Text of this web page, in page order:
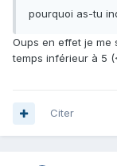
pourquoi as-tu
Oups en effet je me
temps inférieur à 5
Citer